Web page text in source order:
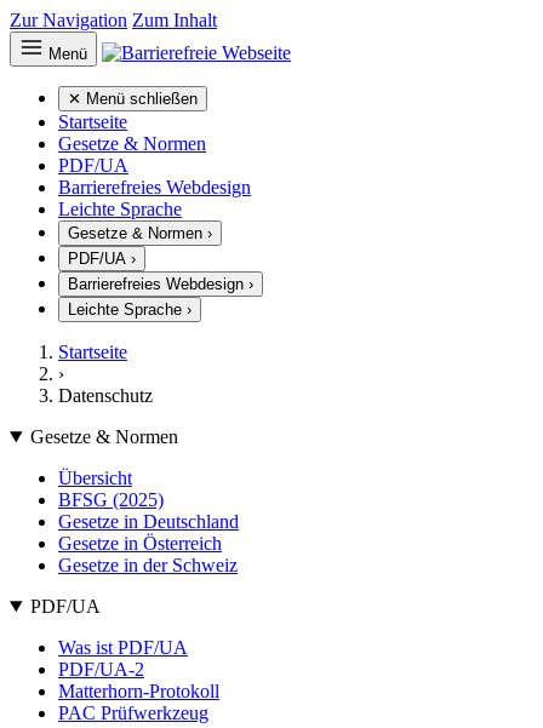
Zur Navigation Zum Inhalt
Menü
✕ Menü schließen
Startseite
Gesetze & Normen
PDF/UA
Barrierefreies Webdesign
Leichte Sprache
Gesetze & Normen ›
PDF/UA ›
Barrierefreies Webdesign ›
Leichte Sprache ›
Startseite
›
Datenschutz
Gesetze & Normen
Übersicht
BFSG (2025)
Gesetze in Deutschland
Gesetze in Österreich
Gesetze in der Schweiz
PDF/UA
Was ist PDF/UA
PDF/UA-2
Matterhorn-Protokoll
PAC Prüfwerkzeug